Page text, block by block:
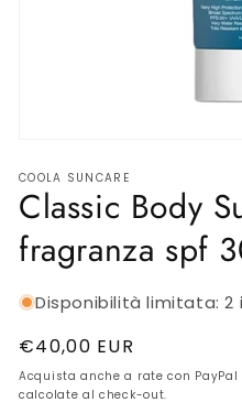
Gift Card
OUTLET
multimediali
1
in
modale
COOLA SUNCARE
Classic Body
fragranza spf
Disponibilità limitata: 2
Prezzo
di
listino
€40,00 EUR
Acquista anche a rate con PayPal
calcolate al check-out.